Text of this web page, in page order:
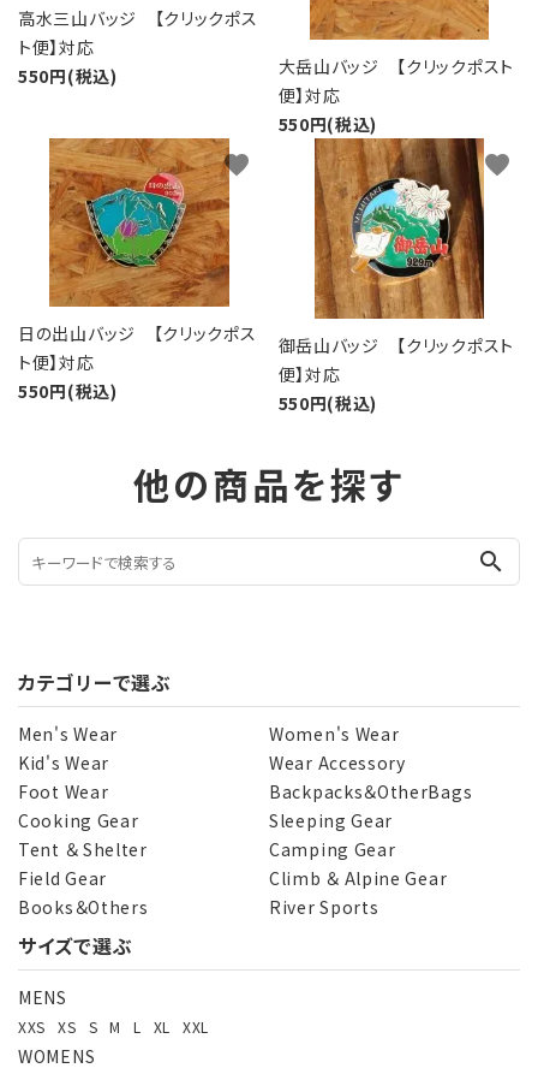
高水三山バッジ 【クリックポス
ト便】対応
550円(税込)
大岳山バッジ 【クリックポスト
便】対応
550円(税込)
日の出山バッジ 【クリックポス
ト便】対応
550円(税込)
favorite
御岳山バッジ 【クリックポスト
便】対応
550円(税込)
favorite
他の商品を探す
search
カテゴリーで選ぶ
Men's Wear
Women's Wear
Kid's Wear
Wear Accessory
Foot Wear
Backpacks＆OtherBags
Cooking Gear
Sleeping Gear
Tent ＆ Shelter
Camping Gear
Field Gear
Climb ＆ Alpine Gear
Books＆Others
River Sports
サイズで選ぶ
MENS
XXS XS S M L XL XXL
WOMENS